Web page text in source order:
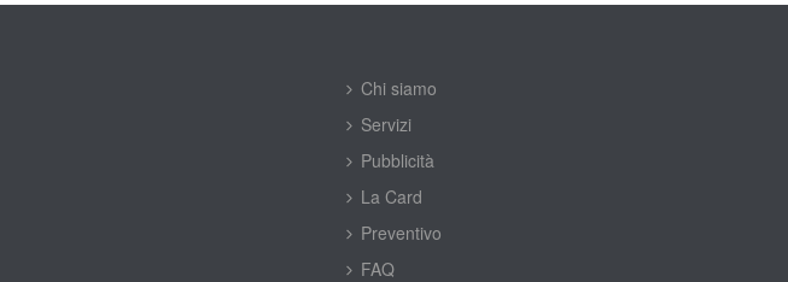
Chi siamo
Servizi
Pubblicità
La Card
Preventivo
FAQ